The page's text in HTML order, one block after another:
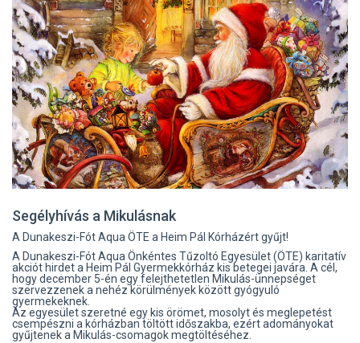
Segélyhívás a Mikulásnak
A Dunakeszi-Fót Aqua ÖTE a Heim Pál Kórházért gyűjt!
A Dunakeszi-Fót Aqua Önkéntes Tűzoltó Egyesület (ÖTE) karitatív
akciót hirdet a Heim Pál Gyermekkórház kis betegei javára. A cél,
hogy december 5-én egy felejthetetlen Mikulás-ünnepséget
szervezzenek a nehéz körülmények között gyógyuló
gyermekeknek.
Az egyesület szeretné egy kis örömet, mosolyt és meglepetést
csempészni a kórházban töltött időszakba, ezért adományokat
gyűjtenek a Mikulás-csomagok megtöltéséhez.